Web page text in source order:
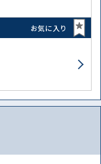
お気に入り